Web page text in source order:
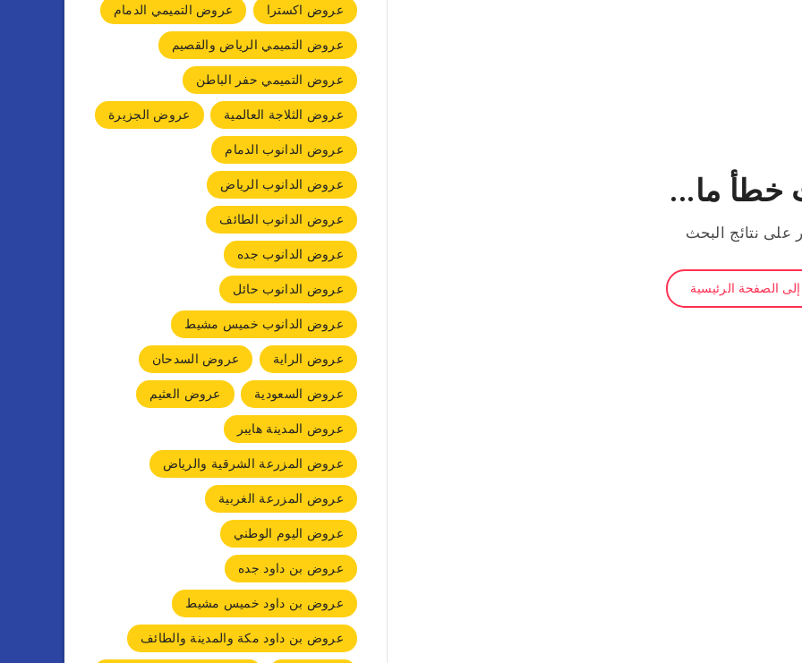
ما...
على نتائج البحث
الصفحة الرئيسية
عروض اكسترا
عروض التميمي الدمام
عروض التميمي الرياض والقصيم
عروض التميمي حفر الباطن
عروض الثلاجة العالمية
عروض الجزيرة
عروض الدانوب الدمام
عروض الدانوب الرياض
عروض الدانوب الطائف
عروض الدانوب جده
عروض الدانوب حائل
عروض الدانوب خميس مشيط
عروض الراية
عروض السدحان
عروض السعودية
عروض العثيم
عروض المدينة هايبر
عروض المزرعة الشرقية والرياض
عروض المزرعة الغربية
عروض اليوم الوطني
عروض بن داود جده
عروض بن داود خميس مشيط
عروض بن داود مكة والمدينة والطائف